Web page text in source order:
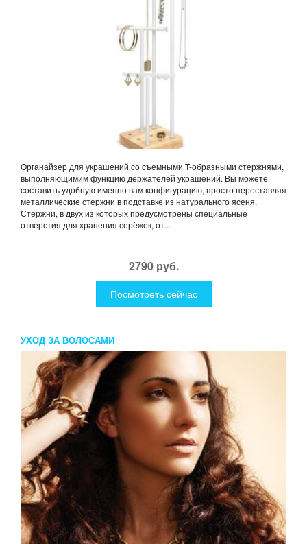
Органайзер для украшений со съемными T-образными стержнями,
выполняющимим функцию держателей украшений. Вы можете
составить удобную именно вам конфигурацию, просто переставляя
металлические стержни в подставке из натурального ясеня.
Стержни, в двух из которых предусмотрены специальные
отверстия для хранения серёжек, от...
2790 руб.
Посмотреть сейчас
УХОД ЗА ВОЛОСАМИ